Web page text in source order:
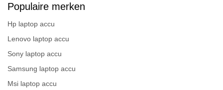
Populaire merken
Hp laptop accu
Lenovo laptop accu
Sony laptop accu
Samsung laptop accu
Msi laptop accu